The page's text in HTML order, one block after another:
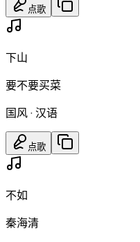
点歌
下山
要不要买菜
国风·汉语
点歌
不如
秦海清